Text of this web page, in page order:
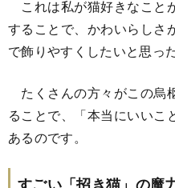
これは私が猫好きなこと
することで、かわいらしさ
で飾りやすくしたいと思っ
たくさんの方々がこの烏
ることで、「本当にいいこ
あるのです。
すごい「招き猫」の魔